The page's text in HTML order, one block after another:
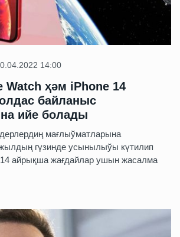
14:00
Watch ҳәм iPhone 14
байланыс
ийе болады
мағлыўматларына
гүзинде усынылыўы күтилип
14 айрықша жағдайлар ушын жасалма